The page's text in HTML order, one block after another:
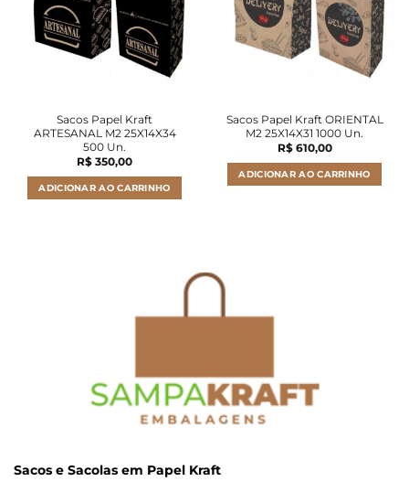
Sacos Papel Kraft
ARTESANAL M2 25X14X34
500 Un.
R$ 350,00
ADICIONAR AO CARRINHO
Sacos Papel Kraft ORIENTAL
M2 25X14X31 1000 Un.
R$610,00
ADICIONAR AO CARRINHO
Sacos e Sacolas em Papel Kraft